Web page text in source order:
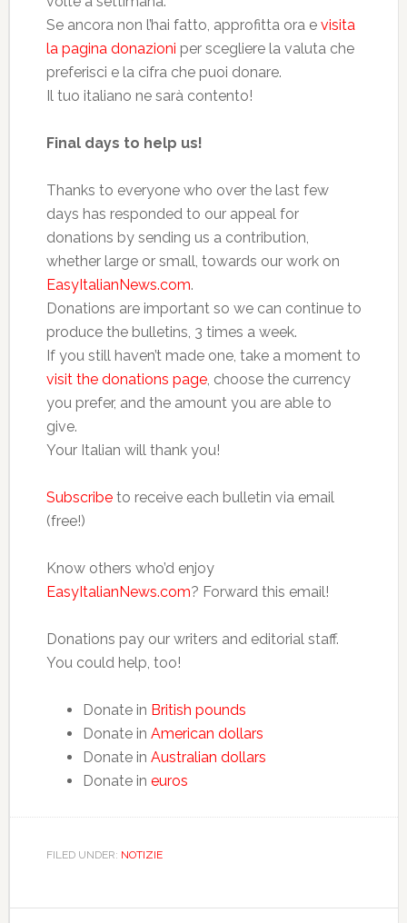
Se ancora non l’hai fatto, approfitta ora e visita
la pagina donazioni per scegliere la valuta che
preferisci e la cifra che puoi donare.
Il tuo italiano ne sarà contento!
Final days to help us!
Thanks to everyone who over the last few
days has responded to our appeal for
donations by sending us a contribution,
whether large or small, towards our work on
EasyItalianNews.com.
Donations are important so we can continue to
produce the bulletins, 3 times a week.
If you still haven’t made one, take a moment to
visit the donations page, choose the currency
you prefer, and the amount you are able to
give.
Your Italian will thank you!
Subscribeto receive each bulletin via email
(free!)
Know others who’d enjoy
EasyItalianNews.com? Forward this email!
Donations pay our writers and editorial staff.
You could help, too!
Donate in British pounds
Donate in American dollars
Donate in Australian dollars
Donate in euros
FILED UNDER: NOTIZIE